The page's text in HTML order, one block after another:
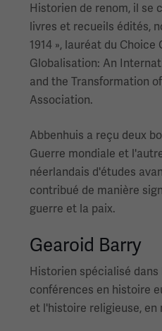
Historien de renom, il se
livres et recueils édités,
1914 », lauréat du
Globalisation: An
and the Transformation
Association.
Abbenhuis a reçu deux
Guerre mondiale et
néerlandais d'études
contribué de manière
guerre et la paix.
Gearoid Barry
Historien spécialisé
conférences en histoire
et l'histoire religieuse,